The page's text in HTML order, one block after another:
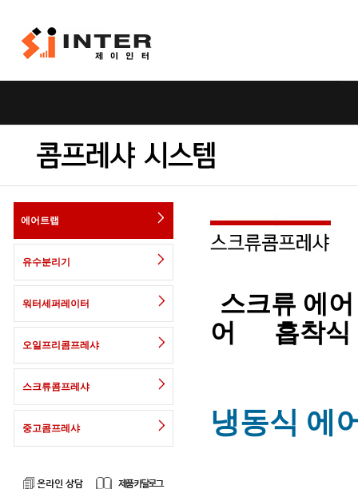
에어트랩
유수분리기
워터세퍼레이터
오일프리콤프레샤
스크류콤프레샤
중고콤프레샤
스크류 에
어
흡착
냉동식 에